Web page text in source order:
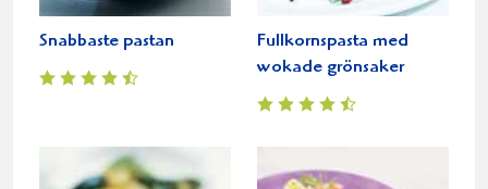
Snabbaste pastan
Fullkornspasta med
wokade grönsaker